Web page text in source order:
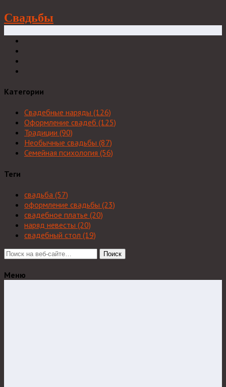
Свадьбы
Категории
Свадебные наряды (126)
Оформление свадеб (125)
Традиции (90)
Необычные свадьбы (87)
Семейная психология (56)
Теги
свадьба (57)
оформление свадьбы (23)
свадебное платье (20)
наряд невесты (20)
свадебный стол (19)
Поиск
Меню